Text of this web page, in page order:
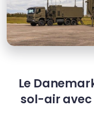
Le
sol-air avec